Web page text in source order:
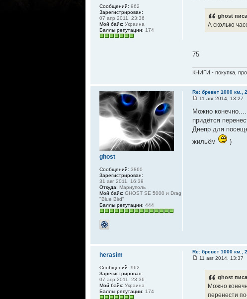
ghost
А сколько
75
КНИГИ - покупка,
Сообщений: 962
Зарегистрирован:
07 апр 2011, 23:36
Мой байк: Украина
Баллы репутации: 174
Re: бревет 1000 км.,
11 авг 2014, 13:27
Можно
придётся
Днепр для
жильём
)
ghost
Сообщений: 3860
Зарегистрирован:
31 авг 2011, 16:39
Откуда: Мариуполь
Мой байк: GHOST SE 5000 и Drag
"Blue Bird"
Баллы репутации: 444
Re: бревет 1000 км.,
11 авг 2014, 13:37
ghost
Можно
перенести
herasim
Сообщений: 962
Зарегистрирован:
07 апр 2011, 23:36
Мой байк: Украина
Баллы репутации: 174